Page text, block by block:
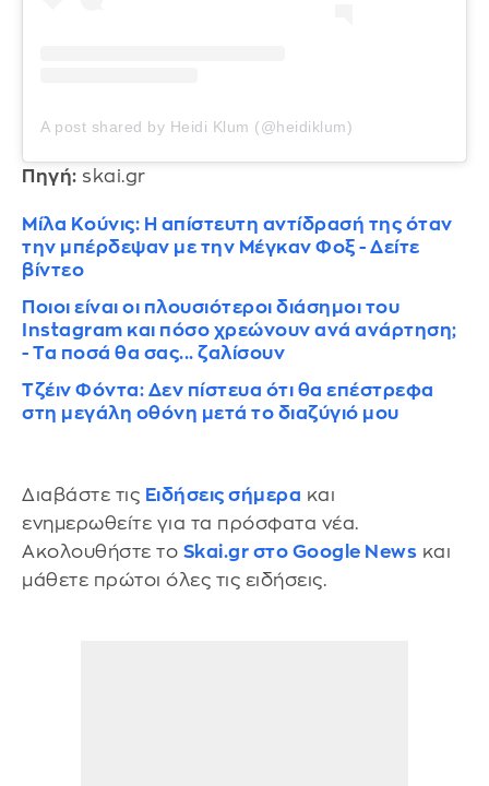
A post shared by Heidi Klum (@heidiklum)
Πηγή: skai.gr
Μίλα Κούνις: Η απίστευτη αντίδρασή της όταν
την μπέρδεψαν με την Μέγκαν Φοξ - Δείτε
βίντεο
Ποιοι είναι οι πλουσιότεροι διάσημοι του
Instagram και πόσο χρεώνουν ανά ανάρτηση;
- Τα ποσά θα σας... ζαλίσουν
Τζέιν Φόντα: Δεν πίστευα ότι θα επέστρεφα
στη μεγάλη οθόνη μετά το διαζύγιό μου
Διαβάστε τις Ειδήσεις σήμερα και
ενημερωθείτε για τα πρόσφατα νέα.
Ακολουθήστε το Skai.gr στο Google News και
μάθετε πρώτοι όλες τις ειδήσεις.